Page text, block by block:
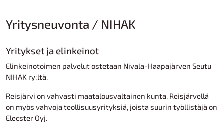
Yritysneuvonta / NIHAK
Yritykset ja elinkeinot
Elinkeinotoimen palvelut ostetaan Nivala-Haapajärven Seutu
NIHAK ry:ltä.
Reisjärvi on vahvasti maatalousvaltainen kunta. Reisjärvellä
on myös vahvoja teollisuusyrityksiä, joista suurin työllistäjä on
Elecster Oyj.